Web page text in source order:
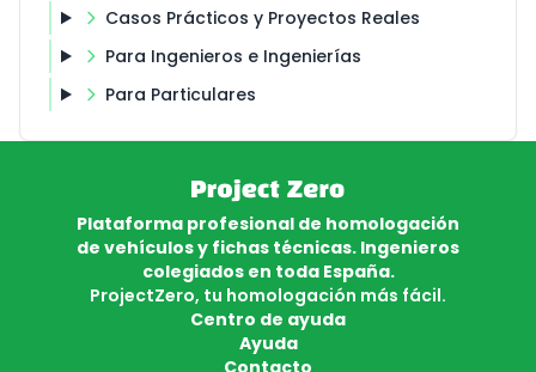
Casos Prácticos y Proyectos Reales
Para Ingenieros e Ingenierías
Para Particulares
Plataforma profesional de homologación
de vehículos y fichas técnicas. Ingenieros
colegiados en toda España.
ProjectZero, tu homologación más fácil.
Centro de ayuda
Ayuda